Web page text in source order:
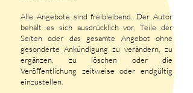
Alle Angebote sind freibleibend. Der Autor
behält es sich ausdrücklich vor, Teile der
Seiten oder das gesamte Angebot ohne
gesonderte Ankündigung zu verändern, zu
ergänzen, zu löschen oder die
Veröffentlichung zeitweise oder endgültig
einzustellen.